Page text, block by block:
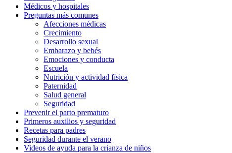
Médicos y hospitales
Preguntas más comunes
Afecciones médicas
Crecimiento
Desarrollo sexual
Embarazo y bebés
Emociones y conducta
Escuela
Nutrición y actividad física
Paternidad
Salud general
Seguridad
Prevenir el parto prematuro
Primeros auxilios y seguridad
Recetas para padres
Seguridad durante el verano
Videos de ayuda para la crianza de niños